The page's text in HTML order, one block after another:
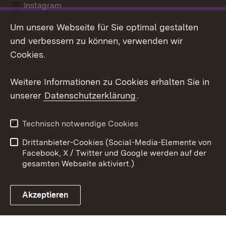
Instagram
LinkedIn
Link zum Landesportal
Datenschutz
Barrierefreiheit
Impressum
Cookies
Um unsere Webseite für Sie optimal gestalten
und verbessern zu können, verwenden wir
Cookies.
Weitere Informationen zu Cookies erhalten Sie in
unserer Datenschutzerklärung.
Technisch notwendige Cookies
Drittanbieter-Cookies (Social-Media-Elemente von
Facebook, X / Twitter und Google werden auf der
gesamten Webseite aktiviert.)
Akzeptieren